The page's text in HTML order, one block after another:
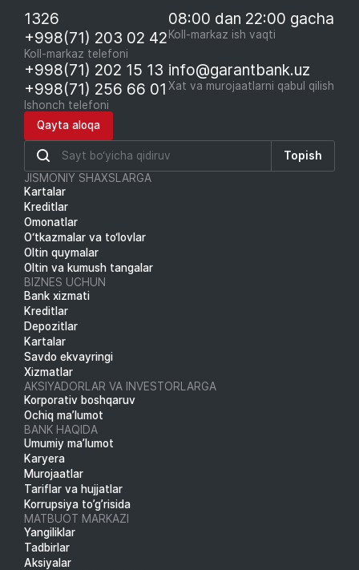
1326
+998(71) 203 02 42
Koll-markaz telefoni
08:00 dan 22:00 gacha
Koll-markaz ish vaqti
+998(71) 202 15 13
+998(71) 256 66 01
Ishonch telefoni
info@garantbank.uz
Xat va murojaatlarni qabul qilish
Qayta aloqa
Topish
JISMONIY SHAXSLARGA
Kartalar
Kreditlar
Omonatlar
O‘tkazmalar va to‘lovlar
Oltin quymalar
Oltin va kumush tangalar
BIZNES UCHUN
Bank xizmati
Kreditlar
Depozitlar
Kartalar
Savdo ekvayringi
Xizmatlar
AKSIYADORLAR VA INVESTORLARGA
Korporativ boshqaruv
Ochiq ma’lumot
BANK HAQIDA
Umumiy ma’lumot
Karyera
Murojaatlar
Tariflar va hujjatlar
Korrupsiya to’g’risida
MATBUOT MARKAZI
Yangiliklar
Tadbirlar
Aksiyalar